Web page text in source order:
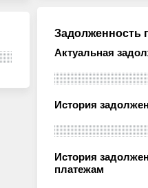
Задолженность
Актуальная
История
История
платежам